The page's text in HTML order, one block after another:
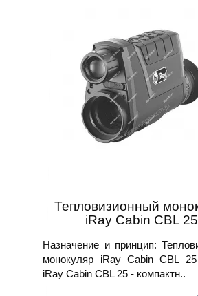
Тепловизионный
iRay Cabin CBL 25
Назначение и принцип:
монокуляр iRay Cabin CBL
iRay Cabin CBL 25 - компактн..